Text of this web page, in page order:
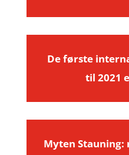
De første
til 2021
Myten Stauning: